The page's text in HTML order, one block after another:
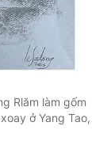
Rlăm làm gốm
ở Yang Tao,